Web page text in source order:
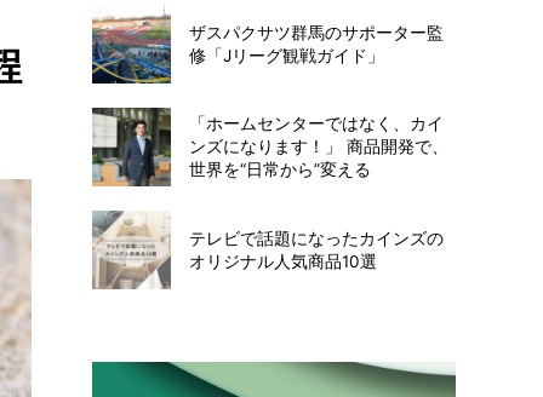
ザスパクサツ群馬のサポーター監
修「Jリーグ観戦ガイド」
「ホームセンターではなく、カイ
ンズになります！」 商品開発で、
世界を“日常から”変える
テレビで話題になったカインズの
オリジナル人気商品10選